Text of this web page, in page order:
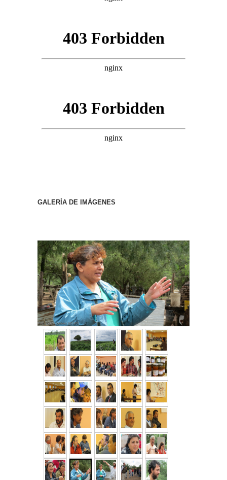
GALERÍA DE IMÁGENES